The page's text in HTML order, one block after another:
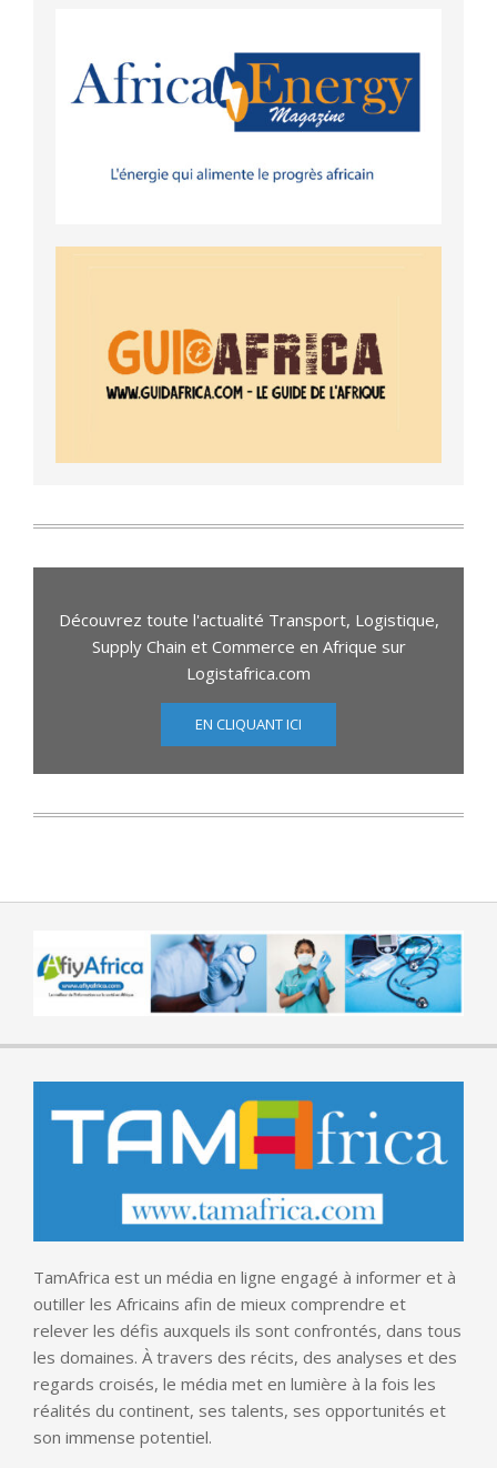
Découvrez toute l'actualité Transport, Logistique,
Supply Chain et Commerce en Afrique sur
Logistafrica.com
EN CLIQUANT ICI
TamAfrica est un média en ligne engagé à informer et à
outiller les Africains afin de mieux comprendre et
relever les défis auxquels ils sont confrontés, dans tous
les domaines. À travers des récits, des analyses et des
regards croisés, le média met en lumière à la fois les
réalités du continent, ses talents, ses opportunités et
son immense potentiel.